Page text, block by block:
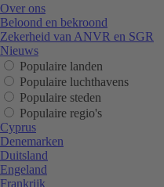
Over ons
Beloond en bekroond
Zekerheid van ANVR en SGR
Nieuws
Populaire landen
Populaire luchthavens
Populaire steden
Populaire regio's
Cyprus
Denemarken
Duitsland
Engeland
Frankrijk